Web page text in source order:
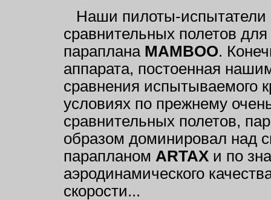
Наши пилоты-испытатели
сравнительных полетов
параплана MAMBOO.
аппарата, постоенная
сравнения испытываемого
условиях по прежнему
сравнительных полетов,
образом доминировал над
парапланом ARTAX и по
аэродинамического
скорости...